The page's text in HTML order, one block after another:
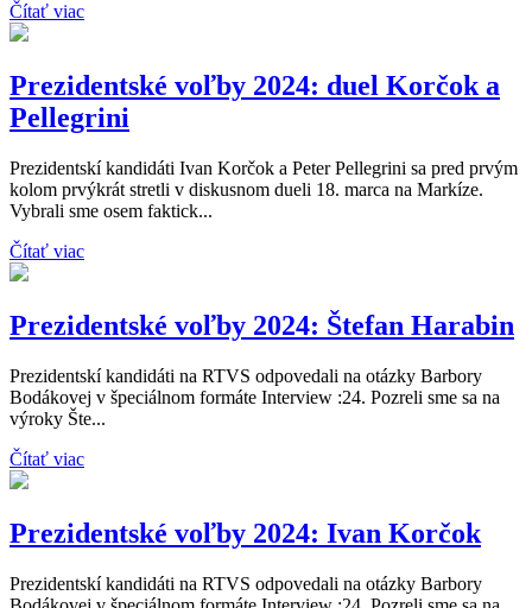
Čítať viac
Prezidentské voľby 2024: duel Korčok a
Pellegrini
Prezidentskí kandidáti Ivan Korčok a Peter Pellegrini sa pred prvým
kolom prvýkrát stretli v diskusnom dueli 18. marca na Markíze.
Vybrali sme osem faktick...
Čítať viac
Prezidentské voľby 2024: Štefan Harabin
Prezidentskí kandidáti na RTVS odpovedali na otázky Barbory
Bodákovej v špeciálnom formáte Interview :24. Pozreli sme sa na
výroky Šte...
Čítať viac
Prezidentské voľby 2024: Ivan Korčok
Prezidentskí kandidáti na RTVS odpovedali na otázky Barbory